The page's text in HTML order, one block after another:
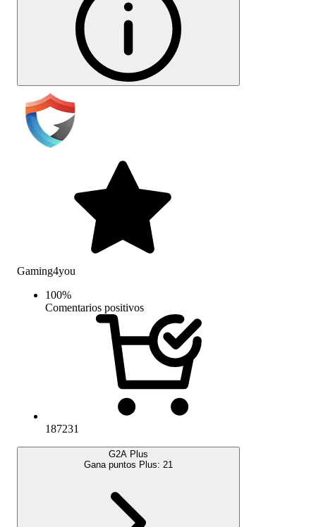
Gaming4you
100%
Comentarios positivos
187231
G2A Plus
Gana puntos Plus: 21